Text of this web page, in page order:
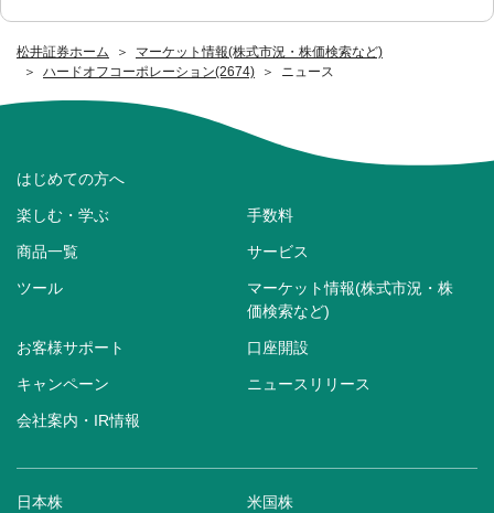
松井証券ホーム
マーケット情報(株式市況・株価検索など)
ハードオフコーポレーション(2674)
ニュース
はじめての方へ
楽しむ・学ぶ 手数料
商品一覧 サービス
ツール
マーケット情報(株式市況・株
価検索など)
お客様サポート 口座開設
キャンペーン ニュースリリース
会社案内・IR情報
日本株 米国株